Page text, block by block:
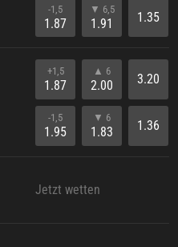
-1,5
1.87
▼ 6,5
1.91 1.35
+1,5
1.87
-1,5
1.95
▲ 6
2.00
▼ 6
1.83
3.20
1.36
Jetzt wetten